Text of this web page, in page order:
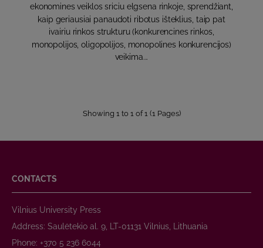
ekonomines veiklos sriciu elgsena rinkoje, sprendžiant,
kaip geriausiai panaudoti ribotus išteklius, taip pat
ivairiu rinkos strukturu (konkurencines rinkos,
monopolijos, oligopolijos, monopolines konkurencijos)
veikima...
Showing 1 to 1 of 1 (1 Pages)
CONTACTS
Vilnius University Press
Address: Saulėtekio al. 9, LT-01131 Vilnius, Lithuania
Phone: +370 5 236 6044